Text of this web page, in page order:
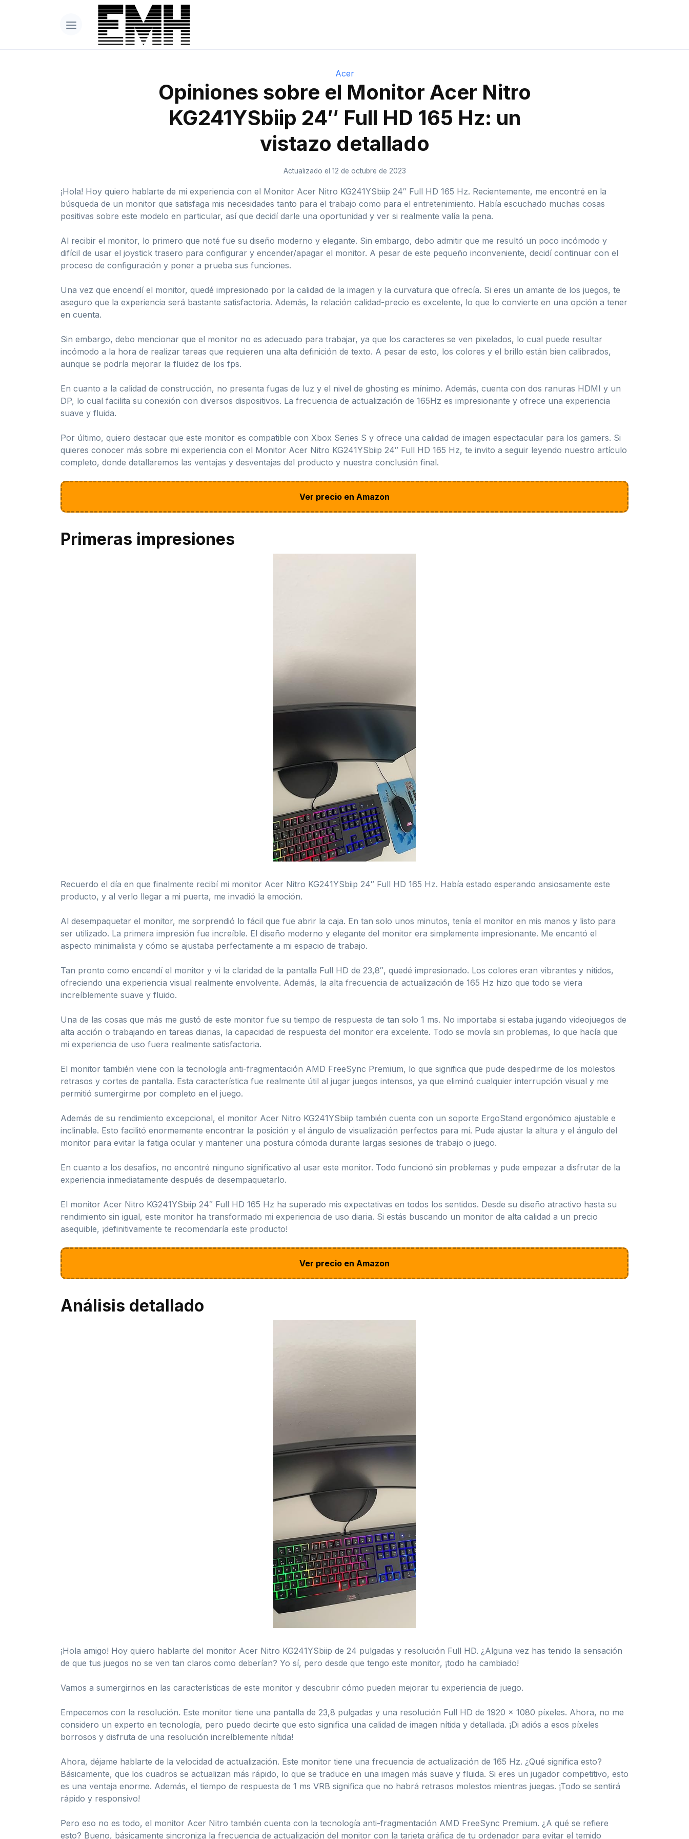
Acer
Opiniones sobre el Monitor Acer Nitro
KG241YSbiip 24″ Full HD 165 Hz: un
vistazo detallado
Actualizado el 12 de octubre de 2023
¡Hola! Hoy quiero hablarte de mi experiencia con el Monitor Acer Nitro KG241YSbiip 24″ Full HD 165 Hz. Recientemente, me encontré en la
búsqueda de un monitor que satisfaga mis necesidades tanto para el trabajo como para el entretenimiento. Había escuchado muchas cosas
positivas sobre este modelo en particular, así que decidí darle una oportunidad y ver si realmente valía la pena.
Al recibir el monitor, lo primero que noté fue su diseño moderno y elegante. Sin embargo, debo admitir que me resultó un poco incómodo y
difícil de usar el joystick trasero para configurar y encender/apagar el monitor. A pesar de este pequeño inconveniente, decidí continuar con el
proceso de configuración y poner a prueba sus funciones.
Una vez que encendí el monitor, quedé impresionado por la calidad de la imagen y la curvatura que ofrecía. Si eres un amante de los juegos, te
aseguro que la experiencia será bastante satisfactoria. Además, la relación calidad-precio es excelente, lo que lo convierte en una opción a tener
en cuenta.
Sin embargo, debo mencionar que el monitor no es adecuado para trabajar, ya que los caracteres se ven pixelados, lo cual puede resultar
incómodo a la hora de realizar tareas que requieren una alta definición de texto. A pesar de esto, los colores y el brillo están bien calibrados,
aunque se podría mejorar la fluidez de los fps.
En cuanto a la calidad de construcción, no presenta fugas de luz y el nivel de ghosting es mínimo. Además, cuenta con dos ranuras HDMI y un
DP, lo cual facilita su conexión con diversos dispositivos. La frecuencia de actualización de 165Hz es impresionante y ofrece una experiencia
suave y fluida.
Por último, quiero destacar que este monitor es compatible con Xbox Series S y ofrece una calidad de imagen espectacular para los gamers. Si
quieres conocer más sobre mi experiencia con el Monitor Acer Nitro KG241YSbiip 24″ Full HD 165 Hz, te invito a seguir leyendo nuestro artículo
completo, donde detallaremos las ventajas y desventajas del producto y nuestra conclusión final.
Ver precio en Amazon
Primeras impresiones
Recuerdo el día en que finalmente recibí mi monitor Acer Nitro KG241YSbiip 24″ Full HD 165 Hz. Había estado esperando ansiosamente este
producto, y al verlo llegar a mi puerta, me invadió la emoción.
Al desempaquetar el monitor, me sorprendió lo fácil que fue abrir la caja. En tan solo unos minutos, tenía el monitor en mis manos y listo para
ser utilizado. La primera impresión fue increíble. El diseño moderno y elegante del monitor era simplemente impresionante. Me encantó el
aspecto minimalista y cómo se ajustaba perfectamente a mi espacio de trabajo.
Tan pronto como encendí el monitor y vi la claridad de la pantalla Full HD de 23,8″, quedé impresionado. Los colores eran vibrantes y nítidos,
ofreciendo una experiencia visual realmente envolvente. Además, la alta frecuencia de actualización de 165 Hz hizo que todo se viera
increíblemente suave y fluido.
Una de las cosas que más me gustó de este monitor fue su tiempo de respuesta de tan solo 1 ms. No importaba si estaba jugando videojuegos de
alta acción o trabajando en tareas diarias, la capacidad de respuesta del monitor era excelente. Todo se movía sin problemas, lo que hacía que
mi experiencia de uso fuera realmente satisfactoria.
El monitor también viene con la tecnología anti-fragmentación AMD FreeSync Premium, lo que significa que pude despedirme de los molestos
retrasos y cortes de pantalla. Esta característica fue realmente útil al jugar juegos intensos, ya que eliminó cualquier interrupción visual y me
permitió sumergirme por completo en el juego.
Además de su rendimiento excepcional, el monitor Acer Nitro KG241YSbiip también cuenta con un soporte ErgoStand ergonómico ajustable e
inclinable. Esto facilitó enormemente encontrar la posición y el ángulo de visualización perfectos para mí. Pude ajustar la altura y el ángulo del
monitor para evitar la fatiga ocular y mantener una postura cómoda durante largas sesiones de trabajo o juego.
En cuanto a los desafíos, no encontré ninguno significativo al usar este monitor. Todo funcionó sin problemas y pude empezar a disfrutar de la
experiencia inmediatamente después de desempaquetarlo.
El monitor Acer Nitro KG241YSbiip 24″ Full HD 165 Hz ha superado mis expectativas en todos los sentidos. Desde su diseño atractivo hasta su
rendimiento sin igual, este monitor ha transformado mi experiencia de uso diaria. Si estás buscando un monitor de alta calidad a un precio
asequible, ¡definitivamente te recomendaría este producto!
Ver precio en Amazon
Análisis detallado
¡Hola amigo! Hoy quiero hablarte del monitor Acer Nitro KG241YSbiip de 24 pulgadas y resolución Full HD. ¿Alguna vez has tenido la sensación
de que tus juegos no se ven tan claros como deberían? Yo sí, pero desde que tengo este monitor, ¡todo ha cambiado!
Vamos a sumergirnos en las características de este monitor y descubrir cómo pueden mejorar tu experiencia de juego.
Empecemos con la resolución. Este monitor tiene una pantalla de 23,8 pulgadas y una resolución Full HD de 1920 x 1080 píxeles. Ahora, no me
considero un experto en tecnología, pero puedo decirte que esto significa una calidad de imagen nítida y detallada. ¡Di adiós a esos píxeles
borrosos y disfruta de una resolución increíblemente nítida!
Ahora, déjame hablarte de la velocidad de actualización. Este monitor tiene una frecuencia de actualización de 165 Hz. ¿Qué significa esto?
Básicamente, que los cuadros se actualizan más rápido, lo que se traduce en una imagen más suave y fluida. Si eres un jugador competitivo, esto
es una ventaja enorme. Además, el tiempo de respuesta de 1 ms VRB significa que no habrá retrasos molestos mientras juegas. ¡Todo se sentirá
rápido y responsivo!
Pero eso no es todo, el monitor Acer Nitro también cuenta con la tecnología anti-fragmentación AMD FreeSync Premium. ¿A qué se refiere
esto? Bueno, básicamente sincroniza la frecuencia de actualización del monitor con la tarjeta gráfica de tu ordenador para evitar el temido